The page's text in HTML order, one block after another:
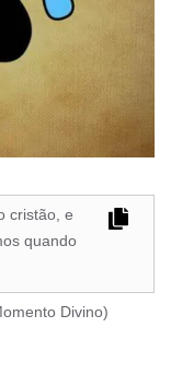
cristão, e
quando
Divino)